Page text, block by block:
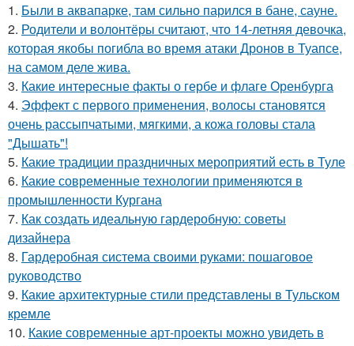
1. Были в аквапарке, там сильно парился в бане, сауне.
2. Родители и волонтёры считают, что 14-летняя девочка,
которая якобы погибла во время атаки Дронов в Туапсе,
на самом деле жива.
3. Какие интересные факты о гербе и флаге Оренбурга
4. Эффект с первого применения, волосы становятся
очень рассыпчатыми, мягкими, а кожа головы стала
"Дышать"!
5. Какие традиции праздничных мероприятий есть в Туле
6. Какие современные технологии применяются в
промышленности Кургана
7. Как создать идеальную гардеробную: советы
дизайнера
8. Гардеробная система своими руками: пошаговое
руководство
9. Какие архитектурные стили представлены в Тульском
кремле
10. Какие современные арт-проекты можно увидеть в